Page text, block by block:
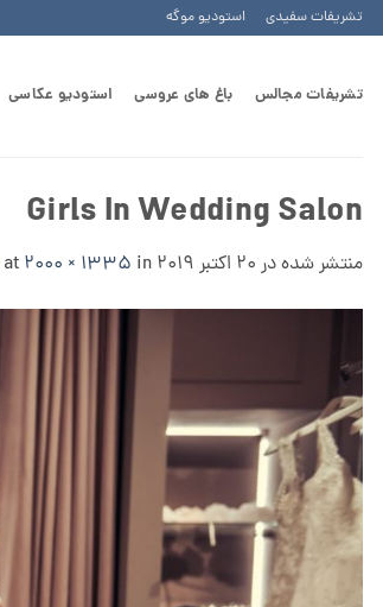
Skip
to
تشریفات سفیدی استودیو موگه
تشریفات مجالس باغ های عروسی استودیو عکاسی
Girls In Wedding Salon
منتشر شده در 20 اکتبر 2019 2000 × 1335 in